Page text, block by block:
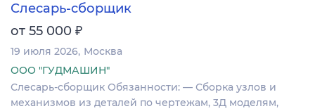
Слесарь-сборщик
от 55 000 ₽
19 июля 2026 Москва
ООО "ГУДМАШИН"
Слесарь-сборщик Обязанности: — Сборка узлов и
механизмов из деталей по чертежам, 3Д моделям,